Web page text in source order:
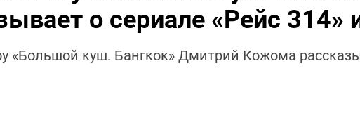
о сериале «Рейс 314»
«Большой куш. Бангкок» Дмитрий Кожома